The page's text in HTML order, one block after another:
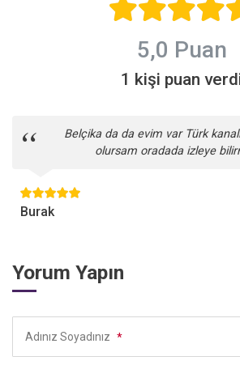
5,0 Puan
1 kişi puan
Belçika da da evim var Türk
olursam oradada izleye
Burak
Yorum Yapın
Adınız Soyadınız *